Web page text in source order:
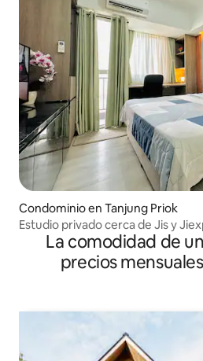
Condominio en Tanjung Priok
Estudio privado cerca de Jis y
YakartaLa comodidad de
precios